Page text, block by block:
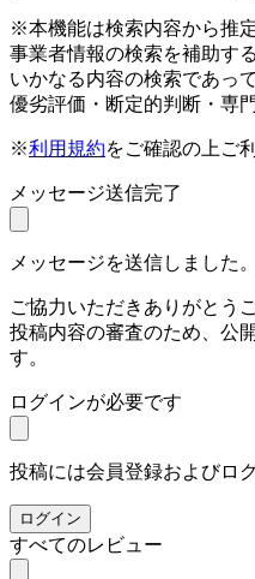
※本機能は検索内容から推
事業者情報の検索を補助す
いかなる内容の検索であっ
優劣評価・断定的判断・専
※利用規約をご確認の上ご
メッセージ送信完了
メッセージを送信しました。
ご協力いただきありがとう
投稿内容の審査のため、公
す。
ログインが必要です
投稿には会員登録およびロ
ログイン
すべてのレビュー